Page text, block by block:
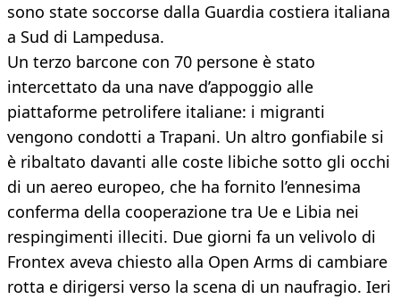
sono state soccorse dalla Guardia costiera italiana
a Sud di Lampedusa.
Un terzo barcone con 70 persone è stato
intercettato da una nave d’appoggio alle
piattaforme petrolifere italiane: i migranti
vengono condotti a Trapani. Un altro gonfiabile si
è ribaltato davanti alle coste libiche sotto gli occhi
di un aereo europeo, che ha fornito l’ennesima
conferma della cooperazione tra Ue e Libia nei
respingimenti illeciti. Due giorni fa un velivolo di
Frontex aveva chiesto alla Open Arms di cambiare
rotta e dirigersi verso la scena di un naufragio. Ieri